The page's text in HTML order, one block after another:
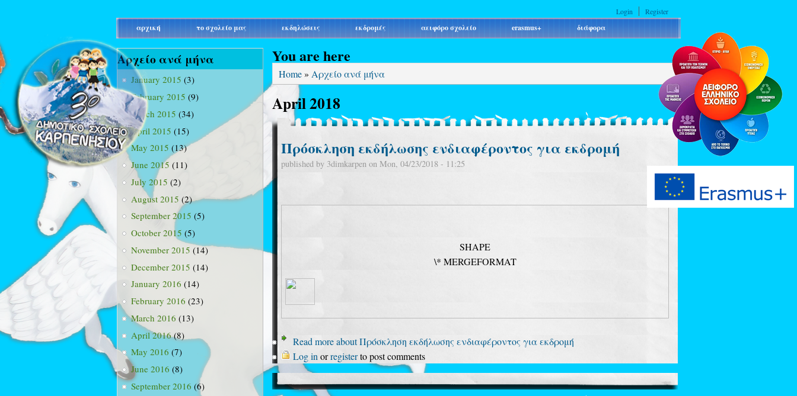
Login Register
main_menu
αρχική το σχολείο μας εκδηλώσεις εκδρομές αειφόρο σχολείο erasmus+ διάφορα
Αρχείο ανά μήνα
January 2015 (3)
February 2015 (9)
March 2015 (34)
April 2015 (15)
May 2015 (13)
June 2015 (11)
July 2015 (2)
August 2015 (2)
September 2015 (5)
October 2015 (5)
November 2015 (14)
December 2015 (14)
January 2016 (14)
February 2016 (23)
March 2016 (13)
April 2016(8)
May 2016 (7)
June 2016 (8)
September 2016 (6)
You are here
Home» Αρχείο ανά μήνα
April 2018
Πρόσκληση εκδήλωσης ενδιαφέροντος για εκδρομή
published by 3dimkarpen on Mon, 04/23/2018 - 11:25
SHAPE
\* MERGEFORMAT
Read moreabout Πρόσκληση εκδήλωσης ενδιαφέροντος για εκδρομή
Log in orregisterto post comments